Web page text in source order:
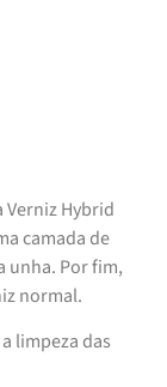
Verniz Hybrid
camada de
unha. Por fim,
normal.
limpeza das